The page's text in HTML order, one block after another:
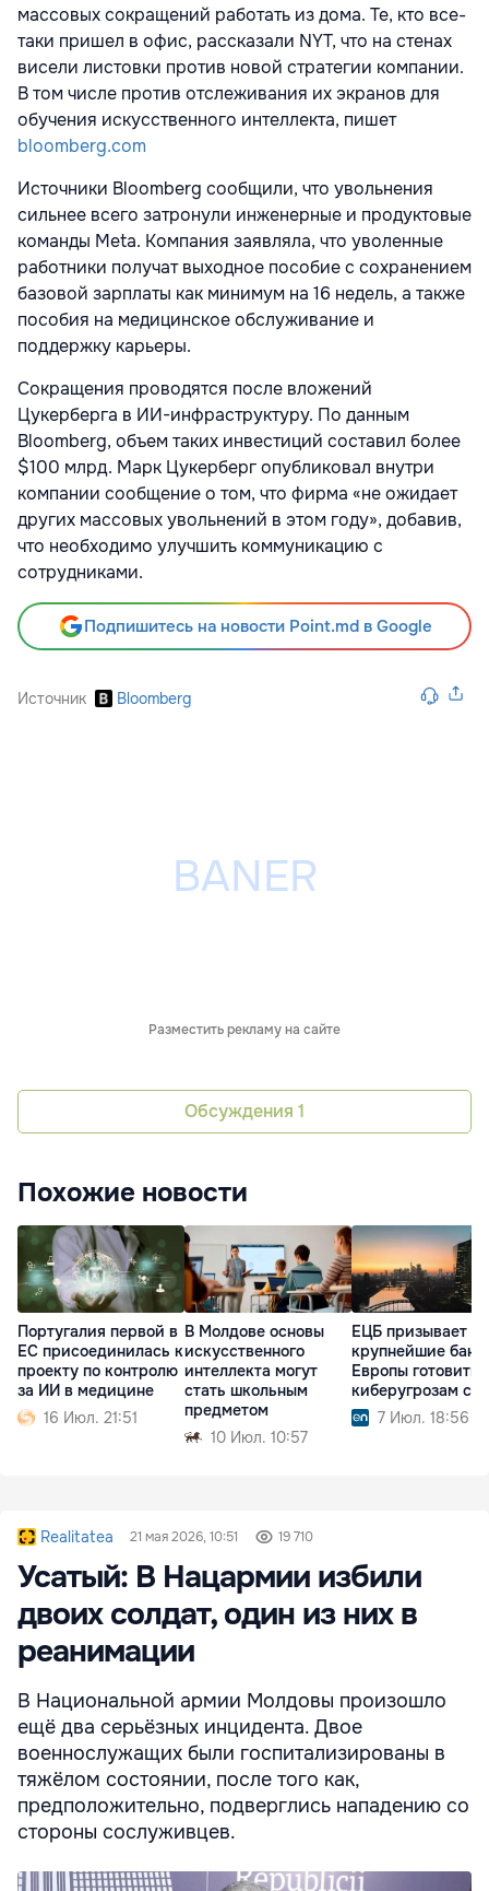
массовых сокращений работать из дома. Те, кто все-
таки пришел в офис, рассказали NYT, что на стенах
висели листовки против новой стратегии компании.
В том числе против отслеживания их экранов для
обучения искусственного интеллекта, пишет
bloomberg.com
Источники Bloomberg сообщили, что увольнения
сильнее всего затронули инженерные и продуктовые
команды Meta. Компания заявляла, что уволенные
работники получат выходное пособие с сохранением
базовой зарплаты как минимум на 16 недель, а также
пособия на медицинское обслуживание и
поддержку карьеры.
Сокращения проводятся после вложений
Цукерберга в ИИ-инфраструктуру. По данным
Bloomberg, объем таких инвестиций составил более
$100 млрд. Марк Цукерберг опубликовал внутри
компании сообщение о том, что фирма «не ожидает
других массовых увольнений в этом году», добавив,
что необходимо улучшить коммуникацию с
сотрудниками.
Подпишитесь на новости Point.md в Google
Источник Bloomberg
Разместить рекламу на сайте
Обсуждения 1
Похожие новости
Португалия первой в
ЕС присоединилась к
проекту по контролю
за ИИ в медицине
16 Июл. 21:51
В Молдове основы
искусственного
интеллекта могут
стать школьным
предметом
10 Июл. 10:57
ЕЦБ призывает
крупнейшие
Европы
киберугрозам с
7 Июл. 18:56
Realitatea 21 мая 2026, 10:51 19 710
Усатый: В Нацармии избили
двоих солдат, один из них в
реанимации
В Национальной армии Молдовы произошло
ещё два серьёзных инцидента. Двое
военнослужащих были госпитализированы в
тяжёлом состоянии, после того как,
предположительно, подверглись нападению со
стороны сослуживцев.